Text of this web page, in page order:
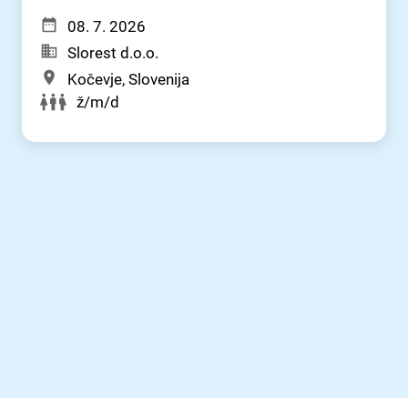
08. 7. 2026
Slorest d.o.o.
Kočevje, Slovenija
ž/m/d